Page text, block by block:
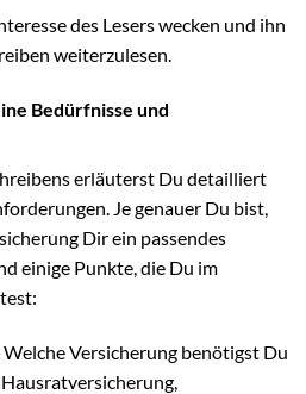
des Lesers wecken und ihn
weiterzulesen.
Bedürfnisse und
erläuterst Du detailliert
Je genauer Du bist,
Dir ein passendes
einige Punkte, die Du im
Welche Versicherung benötigst Du